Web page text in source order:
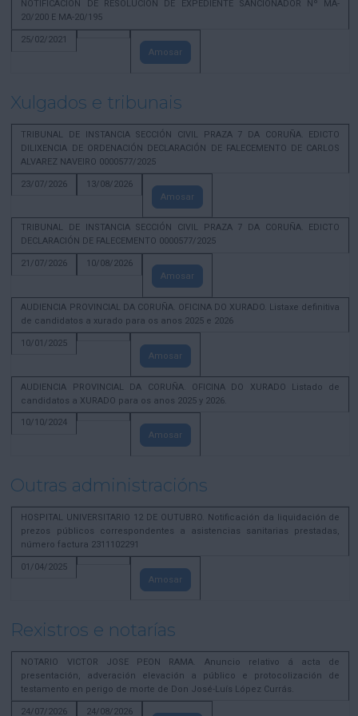
NOTIFICACION DE RESOLUCION DE EXPEDIENTE SANCIONADOR Nº MA-
20/200 E MA-20/195
25/02/2021
Amosar
Xulgados e tribunais
TRIBUNAL DE INSTANCIA SECCIÓN CIVIL PRAZA 7 DA CORUÑA. EDICTO
DILIXENCIA DE ORDENACIÓN DECLARACIÓN DE FALECEMENTO DE CARLOS
ALVAREZ NAVEIRO 0000577/2025
23/07/2026
13/08/2026
Amosar
TRIBUNAL DE INSTANCIA SECCIÓN CIVIL PRAZA 7 DA CORUÑA. EDICTO
DECLARACIÓN DE FALECEMENTO 0000577/2025
21/07/2026
10/08/2026
Amosar
AUDIENCIA PROVINCIAL DA CORUÑA. OFICINA DO XURADO. Listaxe definitiva
de candidatos a xurado para os anos 2025 e 2026
10/01/2025
Amosar
AUDIENCIA PROVINCIAL DA CORUÑA. OFICINA DO XURADO Listado de
candidatos a XURADO para os anos 2025 y 2026.
10/10/2024
Amosar
Outras administracións
HOSPITAL UNIVERSITARIO 12 DE OUTUBRO. Notificación da liquidación de
prezos públicos correspondentes a asistencias sanitarias prestadas,
número factura 2311102291
01/04/2025
Amosar
Rexistros e notarías
NOTARIO VICTOR JOSE PEON RAMA. Anuncio relativo á acta de
presentación, adveración elevación a público e protocolización de
testamento en perigo de morte de Don José-Luís López Currás.
24/07/2026
24/08/2026